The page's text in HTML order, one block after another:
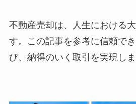
不動産売却は、人生における
す。この記事を参考に信頼で
び、納得のいく取引を実現しま